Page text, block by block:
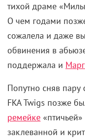
тихой драме
О чем годами
сожалела и даже
обвинения в
поддержала и
Попутно сняв пару
FKA Twigs позже
ремейке
заклеванной и